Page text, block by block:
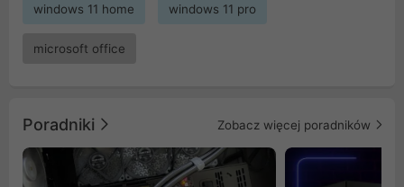
windows 11 home windows 11 pro
microsoft office
Poradniki Zobacz więcej poradników